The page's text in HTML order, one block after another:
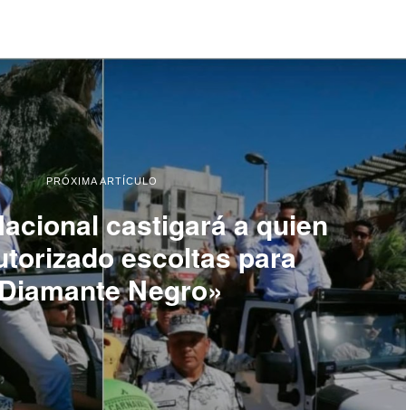
PRÓXIMA ARTÍCULO
castigará a quien
escoltas para
Negro»